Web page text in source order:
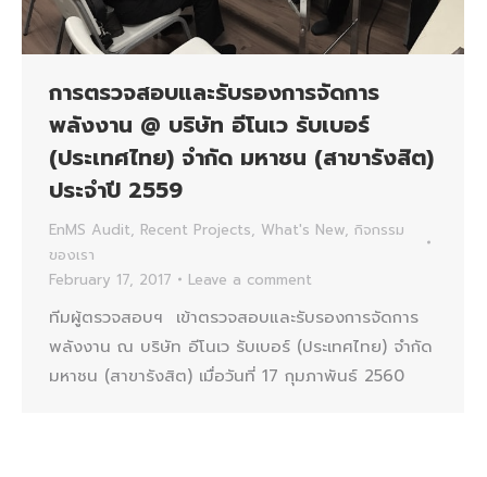
การตรวจสอบและรับรองการจัดการ
พลังงาน @ บริษัท อีโนเว รับเบอร์
(ประเทศไทย) จำกัด มหาชน (สาขารังสิต)
ประจำปี 2559
EnMS Audit, Recent Projects, What's New, กิจกรรม
ของเรา
February 17, 2017
Leave a comment
ทีมผู้ตรวจสอบฯ เข้าตรวจสอบและรับรองการจัดการ
พลังงาน ณ บริษัท อีโนเว รับเบอร์ (ประเทศไทย) จำกัด
มหาชน (สาขารังสิต) เมื่อวันที่ 17 กุมภาพันธ์ 2560